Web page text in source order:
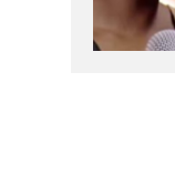
கால்பந்து